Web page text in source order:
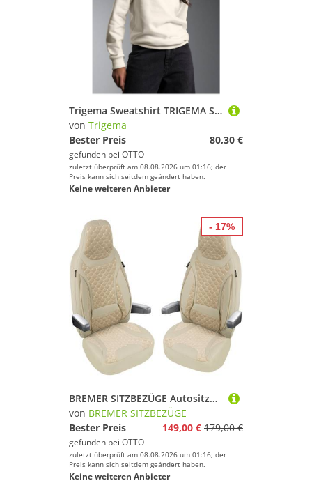
Trigema Sweatshirt TRIGEMA Sweatshirt mit angerauter Innenseite
von Trigema
Bester Preis
80,30 €
gefunden bei OTTO
zuletzt überprüft am 08.08.2026 um 01:16; der
Preis kann sich seitdem geändert haben.
Keine weiteren Anbieter
BREMER SITZBEZÜGE Autositzbezug für Chausson First line sport line (T1), Set, 2-tlg., Schonbezüge Sitzbezüge Fahrer und Beifahrer, in Beige
von BREMER SITZBEZÜGE
Bester Preis
149,00 € 179,00 €
gefunden bei OTTO
zuletzt überprüft am 08.08.2026 um 01:16; der
Preis kann sich seitdem geändert haben.
Keine weiteren Anbieter
- 17%